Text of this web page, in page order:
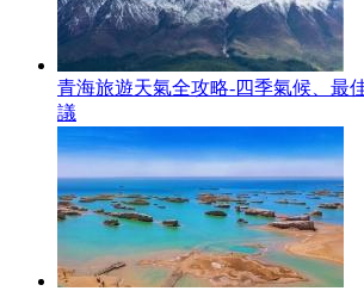
青海旅遊天氣全攻略-四季氣候、最
議